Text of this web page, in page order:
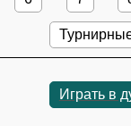
Играть в